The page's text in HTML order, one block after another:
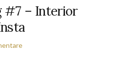
#7 – Interior